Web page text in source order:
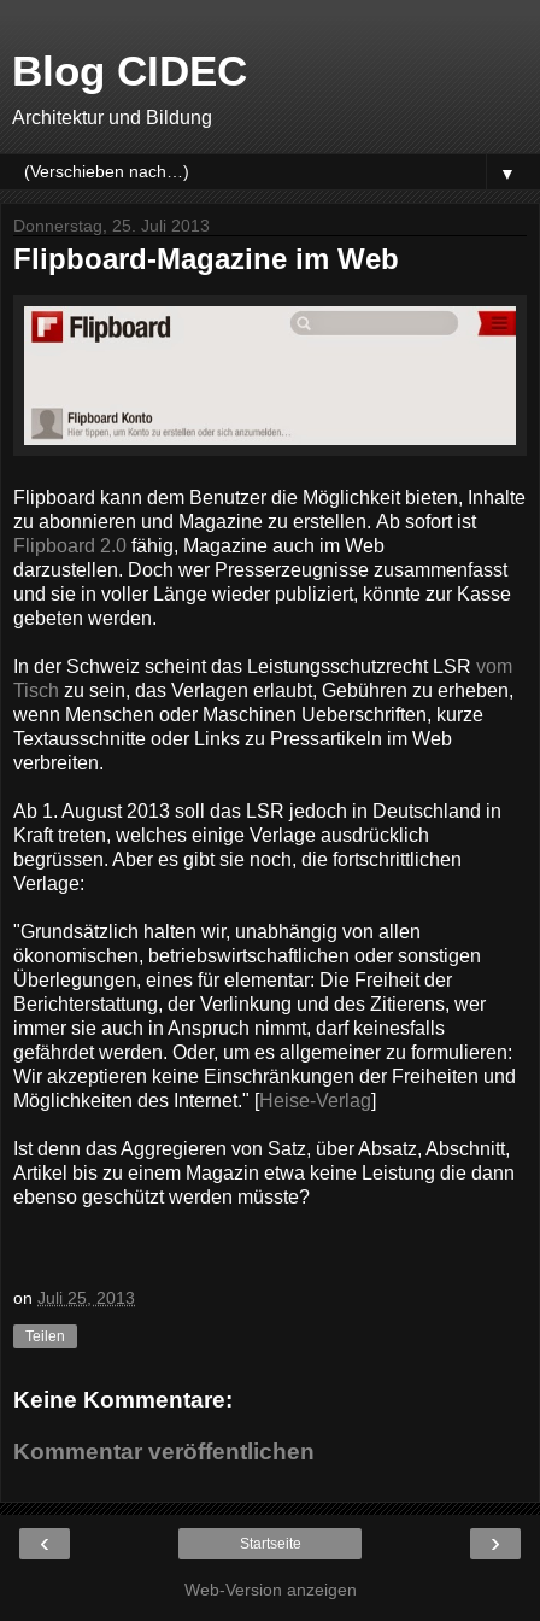
Blog CIDEC
Architektur und Bildung
▼
Donnerstag, 25. Juli 2013
Flipboard-Magazine im Web
Flipboard kann dem Benutzer die Möglichkeit bieten, Inhalte
zu abonnieren und Magazine zu erstellen. Ab sofort ist
Flipboard 2.0 fähig, Magazine auch im Web
darzustellen. Doch wer Presserzeugnisse zusammenfasst
und sie in voller Länge wieder publiziert, könnte zur Kasse
gebeten werden.
In der Schweiz scheint das Leistungsschutzrecht LSR vom
Tisch zu sein, das Verlagen erlaubt, Gebühren zu erheben,
wenn Menschen oder Maschinen Ueberschriften, kurze
Textausschnitte oder Links zu Pressartikeln im Web
verbreiten.
Ab 1. August 2013 soll das LSR jedoch in Deutschland in
Kraft treten, welches einige Verlage ausdrücklich
begrüssen. Aber es gibt sie noch, die fortschrittlichen
Verlage:
"Grundsätzlich halten wir, unabhängig von allen
ökonomischen, betriebswirtschaftlichen oder sonstigen
Überlegungen, eines für elementar: Die Freiheit der
Berichterstattung, der Verlinkung und des Zitierens, wer
immer sie auch in Anspruch nimmt, darf keinesfalls
gefährdet werden. Oder, um es allgemeiner zu formulieren:
Wir akzeptieren keine Einschränkungen der Freiheiten und
Möglichkeiten des Internet." [Heise-Verlag]
Ist denn das Aggregieren von Satz, über Absatz, Abschnitt,
Artikel bis zu einem Magazin etwa keine Leistung die dann
ebenso geschützt werden müsste?
on Juli 25, 2013
Teilen
Keine Kommentare:
Kommentar veröffentlichen
‹ ›
Startseite
Web-Version anzeigen